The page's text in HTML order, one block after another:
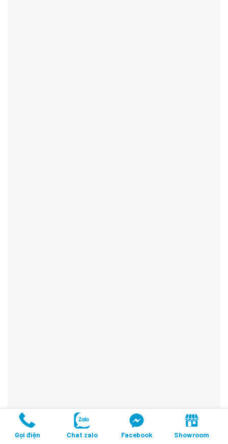
Gọi điện Chat zalo Facebook Showroom